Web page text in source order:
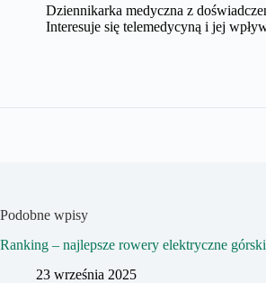
Dziennikarka medyczna z
Interesuje się telemedycyną i jej
Podobne wpisy
Ranking – najlepsze rowery elektryczne
23 września 2025